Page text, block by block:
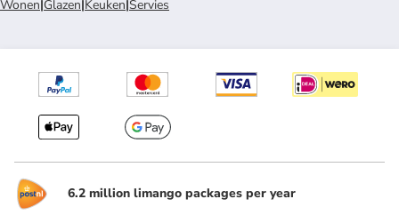
Wonen|Glazen|Keuken|Servies
6.2 million limango packages per year